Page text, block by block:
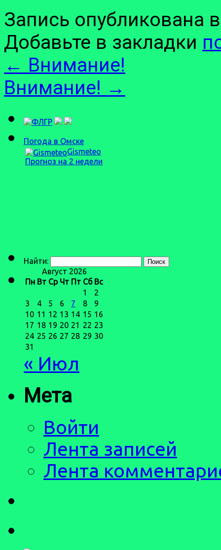
Запись опубликована
Добавьте в закладки
← Внимание!
Внимание! →
Погода в Омске
Gismeteo
Прогноз на 2 недели
Найти:
Август 2026
Пн Вт Ср Чт Пт Сб Вс
1
2
3
4 5 6 7 8
9
10 11 12 13 14 15 16
17 18 19 20 21 22 23
24 25 26 27 28 29 30
31
« Июл
Мета
Войти
Лента записей
Лента